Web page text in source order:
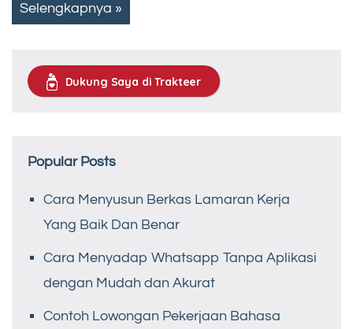
Selengkapnya »
Dukung Saya di Trakteer
Popular Posts
Cara Menyusun Berkas Lamaran Kerja
Yang Baik Dan Benar
Cara Menyadap Whatsapp Tanpa Aplikasi
dengan Mudah dan Akurat
Contoh Lowongan Pekerjaan Bahasa